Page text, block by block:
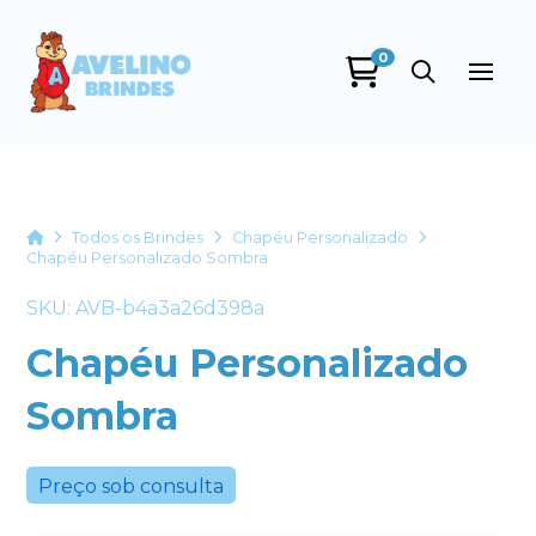
0
HomeTodos os Brindes
Chapéu Personalizado
Chapéu Personalizado Sombra
SKU: AVB-b4a3a26d398a
Chapéu Personalizado
Sombra
Preço sob consulta
+55